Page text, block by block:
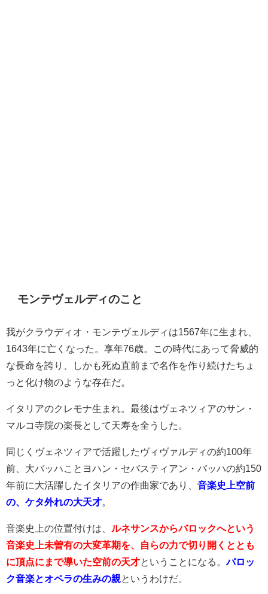
モンテヴェルディのこと
我がクラウディオ・モンテヴェルディは1567年に生まれ、
1643年に亡くなった。享年76歳。この時代にあって脅威的
な長命を誇り、しかも死ぬ直前まで名作を作り続けたちょ
っと化け物のような存在だ。
イタリアのクレモナ生まれ。最後はヴェネツィアのサン・
マルコ寺院の楽長として天寿を全うした。
同じくヴェネツィアで活躍したヴィヴァルディの約100年
前、大バッハことヨハン・セバスティアン・バッハの約150
年前に大活躍したイタリアの作曲家であり、 音楽史上空前
の、ケタ外れの大天才
音楽史上の位置付けは、
ルネサンスからバロックへという
音楽史上未曽有の大変革期を、自らの力で切り開くととも
に頂点にまで導いた空前の天才ということになる。 バロッ
ク音楽とオペラの生みの親 というわけだ。